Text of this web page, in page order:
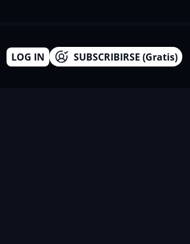
LOG IN SUBSCRIBIRSE (Gratis)